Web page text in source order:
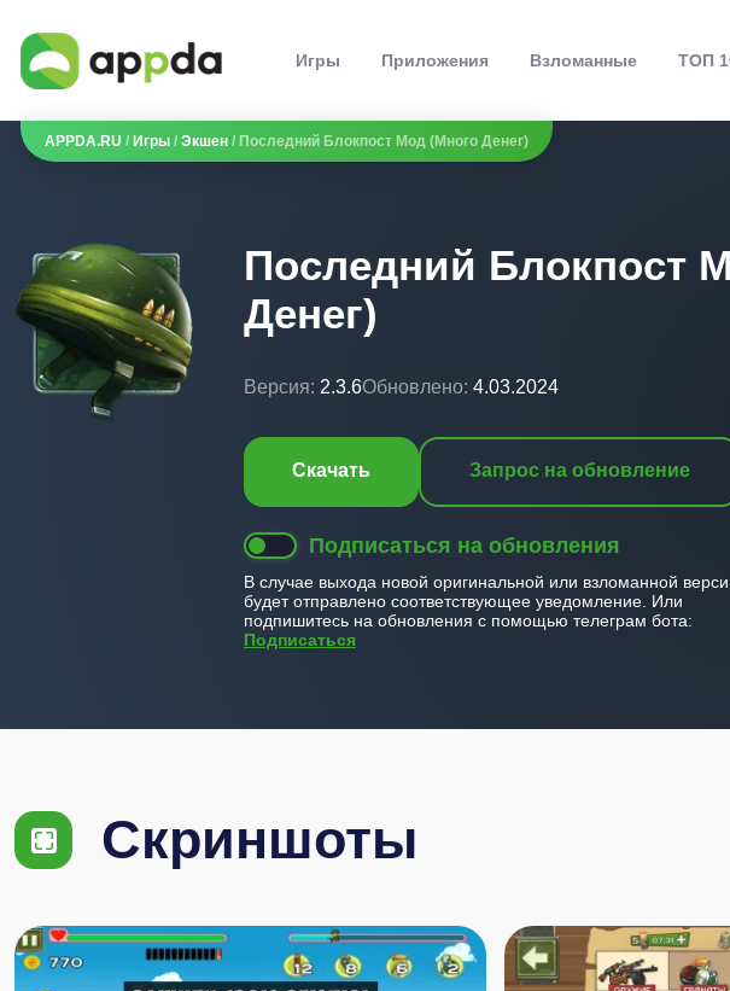
Игры Приложения Взломанные ТОП
APPDA.RU / Игры / Экшен / Последний Блокпост Мод (Много Денег)
Последний Блокпост
Денег)
Версия: 2.3.6Обновлено: 4.03.2024
Скачать Запрос на обновление
Подписаться на обновления
В случае выхода новой оригинальной или взломанной
будет отправлено соответствующее уведомление. Или
подпишитесь на обновления с помощью телеграм бота:
Подписаться
Скриншоты